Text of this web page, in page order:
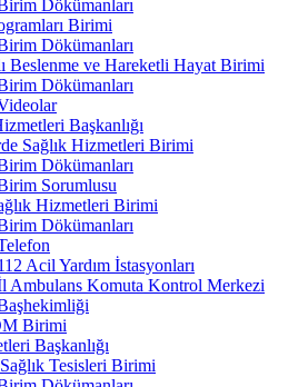
Dökümanları
Birimi
Dökümanları
Beslenme ve Hareketli Hayat Birimi
Dökümanları
Başkanlığı
Sağlık Hizmetleri Birimi
Dökümanları
Sorumlusu
Hizmetleri Birimi
Dökümanları
Acil Yardım İstasyonları
Ambulans Komuta Kontrol Merkezi
Birimi
Başkanlığı
Tesisleri Birimi